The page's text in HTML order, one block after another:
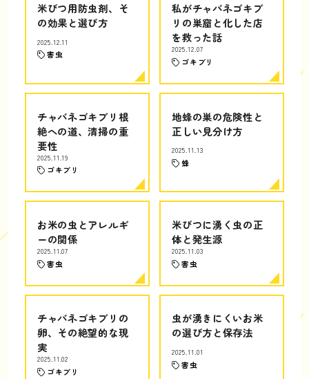
米びつ用防虫剤、そ
の効果と選び方
2025.12.11
害虫
私がチャバネゴキブ
リの巣窟と化した店
を救った話
2025.12.07
ゴキブリ
チャバネゴキブリ根
絶への道、清掃の重
要性
2025.11.19
ゴキブリ
地蜂の巣の危険性と
正しい見分け方
2025.11.13
蜂
お米の虫とアレルギ
ーの関係
2025.11.07
害虫
米びつに湧く虫の正
体と発生源
2025.11.03
害虫
チャバネゴキブリの
卵、その絶望的な現
実
2025.11.02
ゴキブリ
虫が湧きにくいお米
の選び方と保存法
2025.11.01
害虫